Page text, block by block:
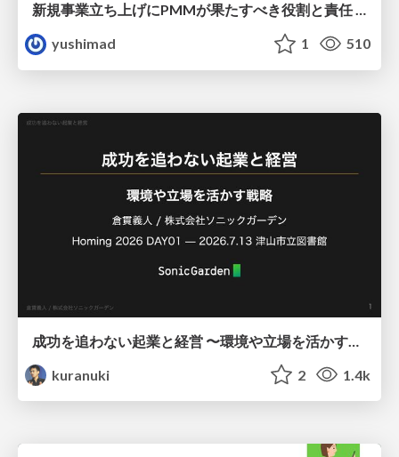
新規事業立ち上げにPMMが果たすべき役割と責任 −スケールアップ企業における"プロダクトマーケティング"の可能性
yushimad
1 510
kuranuki
2 1.4k